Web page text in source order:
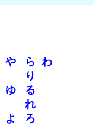
や ら わ
り
ゆ
る
れ
よ ろ